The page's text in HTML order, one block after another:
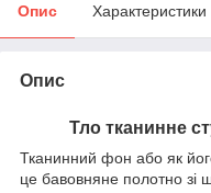
Опис Характеристики
Опис
Тло тканинне
Тканинний фон або як
це бавовняне полотно зі